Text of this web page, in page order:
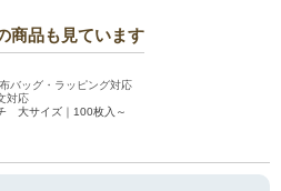
商品も見ています
バッグ・ラッピング対応
対応
大サイズ｜100枚入～